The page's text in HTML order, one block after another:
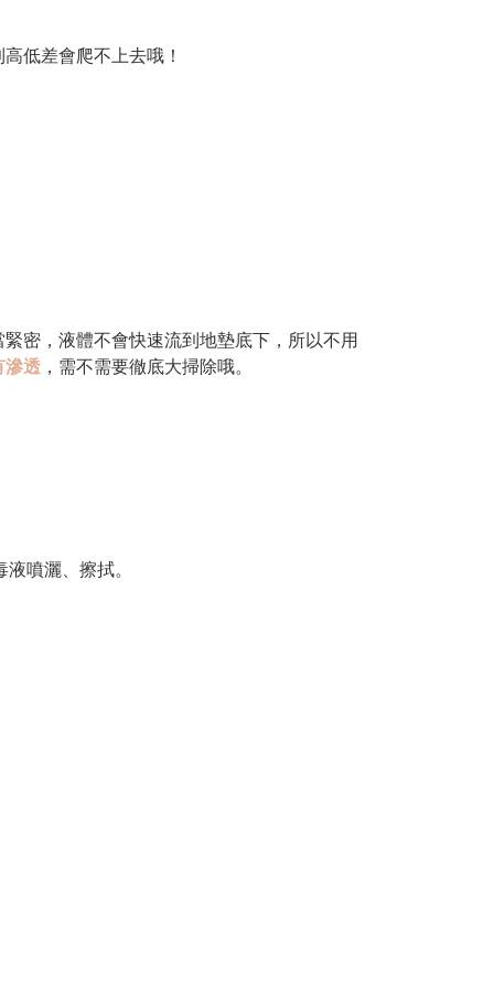
低差會爬不上去哦！
密，液體不會快速流到地墊底下，所以不用
滲透 ，需不需要徹底大掃除哦。
噴灑、擦拭。